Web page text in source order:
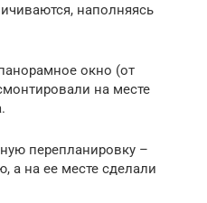
наполняясь
окно (от
на месте
перепланировку –
а на ее месте сделали